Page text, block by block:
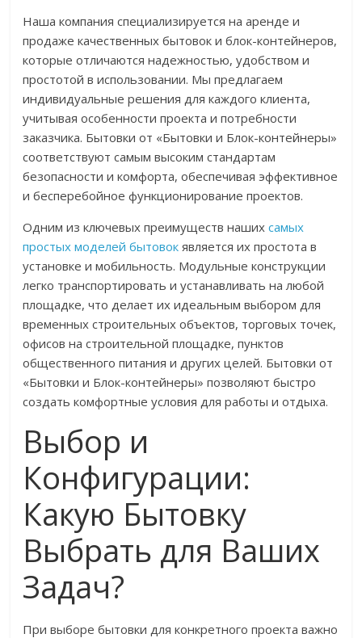
Наша компания специализируется на аренде и
продаже качественных бытовок и блок-контейнеров,
которые отличаются надежностью, удобством и
простотой в использовании. Мы предлагаем
индивидуальные решения для каждого клиента,
учитывая особенности проекта и потребности
заказчика. Бытовки от «Бытовки и Блок-контейнеры»
соответствуют самым высоким стандартам
безопасности и комфорта, обеспечивая эффективное
и бесперебойное функционирование проектов.
Одним из ключевых преимуществ нашихсамых
простых моделей бытовок является их простота в
установке и мобильность. Модульные конструкции
легко транспортировать и устанавливать на любой
площадке, что делает их идеальным выбором для
временных строительных объектов, торговых точек,
офисов на строительной площадке, пунктов
общественного питания и других целей. Бытовки от
«Бытовки и Блок-контейнеры» позволяют быстро
создать комфортные условия для работы и отдыха.
Выбор и
Конфигурации:
Какую Бытовку
Выбрать для Ваших
Задач?
При выборе бытовки для конкретного проекта важно